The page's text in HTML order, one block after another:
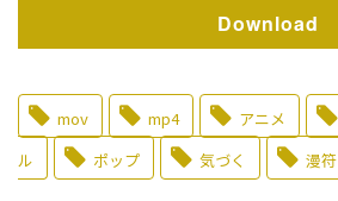
Download
mov mp4 アニメ
ル
ポップ 気づく 漫符